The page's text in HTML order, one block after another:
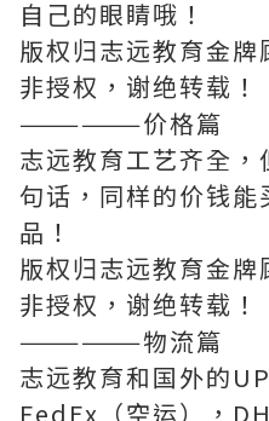
自己的眼睛哦！
版权归志远教育金
非授权，谢绝转载！
——————价格篇
志远教育工艺齐全
句话，同样的价钱
品！
版权归志远教育金
非授权，谢绝转载！
——————物流篇
志远教育和国外的
FedEx（空运），